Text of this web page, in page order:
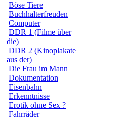
Böse Tiere
Buchhalterfreuden
Computer
DDR 1 (Filme über
die)
DDR 2 (Kinoplakate
aus der)
Die Frau im Mann
Dokumentation
Eisenbahn
Erkenntnisse
Erotik ohne Sex ?
Fahrräder